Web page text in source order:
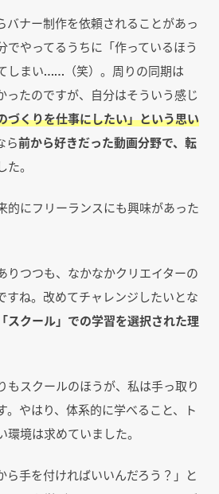
バナー制作を依頼されることがあっ
でやってるうちに「作っているほう
しまい……（笑）。周りの同期は
ったのですが、自分はそういう感じ
づくりを仕事にしたい」という思い
ら前から好きだった動画分野で、転
。
的にフリーランスにも興味があった
りつつも、なかなかクリエイターの
すね。改めてチャレンジしたいとな
「スクール」での学習を選択された理
もスクールのほうが、私は手っ取り
。やはり、体系的に学べること、ト
境は求めていました。
ら手を付ければいいんだろう？」と